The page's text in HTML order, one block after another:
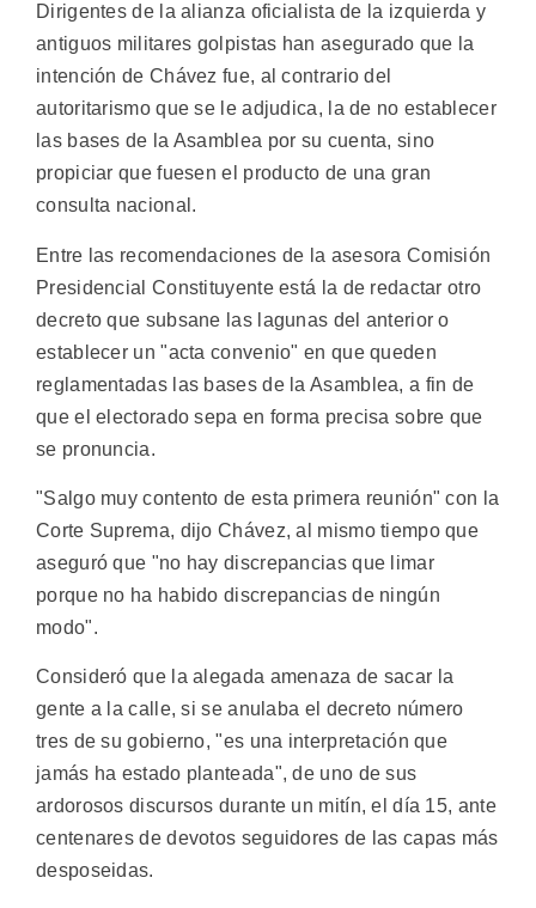
Dirigentes de la alianza oficialista de la izquierda y
antiguos militares golpistas han asegurado que la
intención de Chávez fue, al contrario del
autoritarismo que se le adjudica, la de no establecer
las bases de la Asamblea por su cuenta, sino
propiciar que fuesen el producto de una gran
consulta nacional.
Entre las recomendaciones de la asesora Comisión
Presidencial Constituyente está la de redactar otro
decreto que subsane las lagunas del anterior o
establecer un "acta convenio" en que queden
reglamentadas las bases de la Asamblea, a fin de
que el electorado sepa en forma precisa sobre que
se pronuncia.
"Salgo muy contento de esta primera reunión" con la
Corte Suprema, dijo Chávez, al mismo tiempo que
aseguró que "no hay discrepancias que limar
porque no ha habido discrepancias de ningún
modo".
Consideró que la alegada amenaza de sacar la
gente a la calle, si se anulaba el decreto número
tres de su gobierno, "es una interpretación que
jamás ha estado planteada", de uno de sus
ardorosos discursos durante un mitín, el día 15, ante
centenares de devotos seguidores de las capas más
desposeidas.